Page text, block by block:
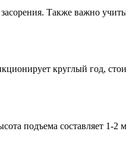
Также важно
круглый год,
подъема составляет 1-2